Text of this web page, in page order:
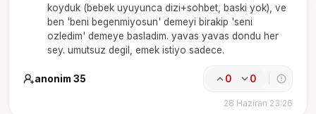
koyduk (bebek uyuyunca dizi+sohbet, baski yok), ve
ben 'beni begenmiyosun' demeyi birakip 'seni
ozledim' demeye basladim. yavas yavas dondu her
sey. umutsuz degil, emek istiyo sadece.
anonim 35 0 0
28 Haziran 23:26